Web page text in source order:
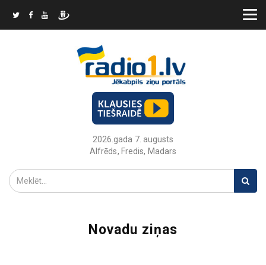
2026.gada 7. augusts
Alfrēds, Fredis, Madars
Novadu ziņas